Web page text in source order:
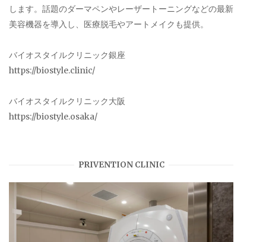
します。話題のダーマペンやレーザートーニングなどの最新
美容機器を導入し、医療脱毛やアートメイクも提供。
バイオスタイルクリニック銀座
https://biostyle.clinic/
バイオスタイルクリニック大阪
https://biostyle.osaka/
PRIVENTION CLINIC